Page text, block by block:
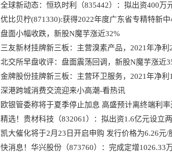
全球新动态：恒玖时利（835442）：拟出资400万
优比贝柠(871330):获得2022年度广东省专精特新
盘面小幅收跌，新股N魔芋涨近32%
三友新材挂牌新三板：主营溴素产品，2021年净利
北交所早盘收评：盘面震荡回调，新股N魔芋涨近
金牌股份挂牌新三板：主营环卫服务，2021年净利
深港跨城消费交流迎来小高潮-看热讯
欧银管委称将于夏季停止加息 高盛预计离终端利
精选！贵材科技（832061）：拟出资1.6亿元设立
凯大催化将于2月23日开启申购 发行价格为6.26元/
快消息！华兴股份（873760）：完成定增1026.33